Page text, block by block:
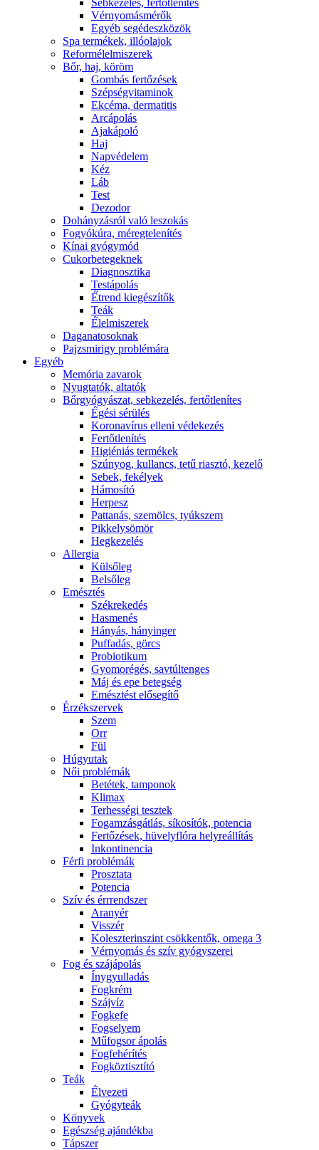
Sebkezelés, fertőtlenítés
Vérnyomásmérők
Egyéb segédeszközök
Spa termékek, illóolajok
Reformélelmiszerek
Bőr, haj, köröm
Gombás fertőzések
Szépségvitaminok
Ekcéma, dermatitis
Arcápolás
Ajakápoló
Haj
Napvédelem
Kéz
Láb
Test
Dezodor
Dohányzásról való leszokás
Fogyókúra, méregtelenítés
Kínai gyógymód
Cukorbetegeknek
Diagnosztika
Testápolás
É́trend kiegészítők
Teák
É́lelmiszerek
Daganatosoknak
Pajzsmirigy problémára
Egyéb
Memória zavarok
Nyugtatók, altatók
Bőrgyógyászat, sebkezelés, fertőtlenítes
É́gési sérülés
Koronavírus elleni védekezés
Fertőtlenítés
Higiéniás termékek
Szúnyog, kullancs, tetű riasztó, kezelő
Sebek, fekélyek
Hámosító
Herpesz
Pattanás, szemölcs, tyúkszem
Pikkelysömör
Hegkezelés
Allergia
Külsőleg
Belsőleg
Emésztés
Székrekedés
Hasmenés
Hányás, hányinger
Puffadás, görcs
Probiotikum
Gyomorégés, savtúltenges
Máj és epe betegség
Emésztést elősegítő
Érzékszervek
Szem
Orr
Fül
Húgyutak
Női problémák
Betétek, tamponok
Klimax
Terhességi tesztek
Fogamzásgátlás, síkosítók, potencia
Fertőzések, hüvelyflóra helyreállítás
Inkontinencia
Férfi problémák
Prosztata
Potencia
Szív és érrrendszer
Aranyér
Visszér
Koleszterinszint csökkentők, omega 3
Vérnyomás és szív gyógyszerei
Fog és szájápolás
Í́nygyulladás
Fogkrém
Szájvíz
Fogkefe
Fogselyem
Műfogsor ápolás
Fogfehérítés
Fogköztisztító
Teák
É́lvezeti
Gyógyteák
Könyvek
Egészség ajándékba
Tápszer